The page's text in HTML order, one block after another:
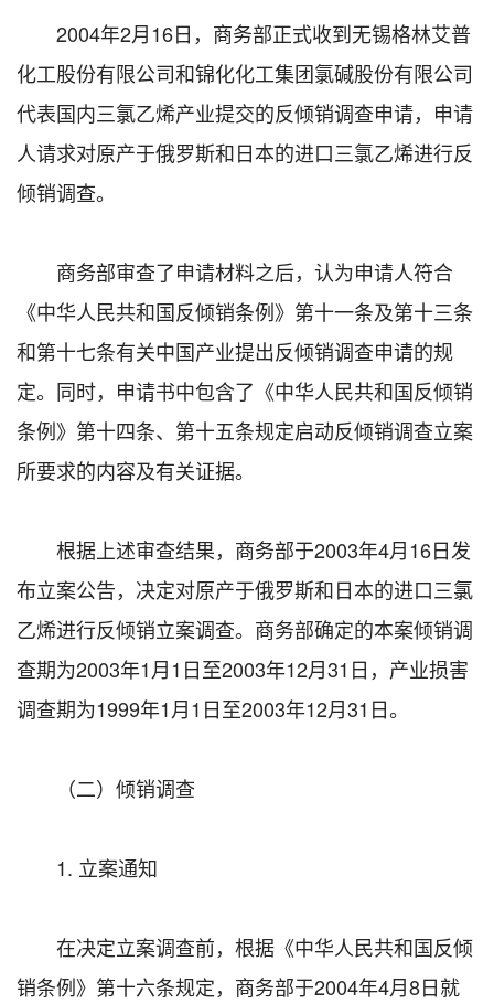
2004年2月16日，商务部正式收到无锡格林艾普
化工股份有限公司和锦化化工集团氯碱股份有限公司
代表国内三氯乙烯产业提交的反倾销调查申请，申请
人请求对原产于俄罗斯和日本的进口三氯乙烯进行反
倾销调查。
商务部审查了申请材料之后，认为申请人符合
《中华人民共和国反倾销条例》第十一条及第十三条
和第十七条有关中国产业提出反倾销调查申请的规
定。同时，申请书中包含了《中华人民共和国反倾销
条例》第十四条、第十五条规定启动反倾销调查立案
所要求的内容及有关证据。
根据上述审查结果，商务部于2003年4月16日发
布立案公告，决定对原产于俄罗斯和日本的进口三氯
乙烯进行反倾销立案调查。商务部确定的本案倾销调
查期为2003年1月1日至2003年12月31日，产业损害
调查期为1999年1月1日至2003年12月31日。
（二）倾销调查
1. 立案通知
在决定立案调查前，根据《中华人民共和国反倾
销条例》第十六条规定，商务部于2004年4月8日就